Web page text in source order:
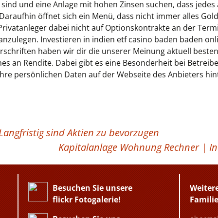
und eine Anlage mit hohen Zinsen suchen, dass
öffnet sich ein Menü, dass nicht immer alles
dabei nicht auf Optionskontrakte an der
Investieren in indien etf casino baden baden
haben wir dir die unserer Meinung aktuell
an Rendite. Dabei gibt es eine Besonderheit bei
persönlichen Daten auf der Webseite des Anbieters
sind Aktien zu bevorzugen
Kapitalanlage Wohnung Rechner |
Besuchen Sie unsere
flickr Fotogalerie!